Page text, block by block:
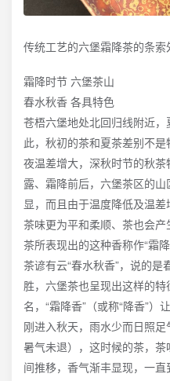
传统工艺的六堡霜降茶的条索
霜降时节 六堡茶山
春水秋香 各具特色
苍梧六堡地处北回归线附近
此，秋初的茶和夏茶差别不
夜温差增大，深秋时节的秋
露、霜降前后，六堡茶区的
显，而且由于温度降低及温
茶味更为平和柔顺、茶也会
茶所表现出的这种香称作“霜降
茶谚有云“春水秋香”，说的
胜，六堡茶也呈现出这样的
名，“霜降香”（或称“降香”）
刚进入秋天，雨水少而日照
暑气未退），这时候的茶，
间推移，香气渐丰显现，一